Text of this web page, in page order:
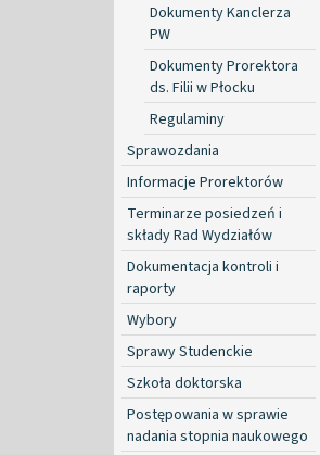
Dokumenty Kanclerza
PW
Dokumenty Prorektora
ds. Filii w Płocku
Regulaminy
Sprawozdania
Informacje Prorektorów
Terminarze posiedzeń i
składy Rad Wydziałów
Dokumentacja kontroli i
raporty
Wybory
Sprawy Studenckie
Szkoła doktorska
Postępowania w sprawie
nadania stopnia naukowego